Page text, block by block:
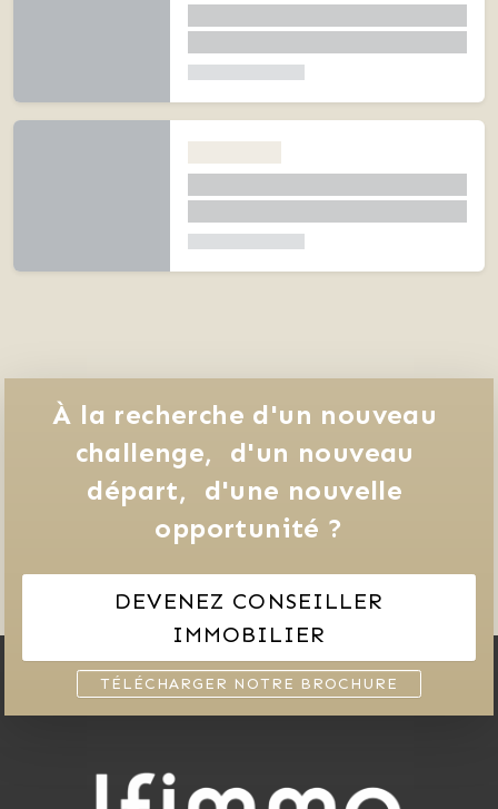
À la recherche d'un nouveau
challenge,
d'un nouveau
départ,
d'une nouvelle
opportunité ?
DEVENEZ CONSEILLER
IMMOBILIER
TÉLÉCHARGER NOTRE BROCHURE